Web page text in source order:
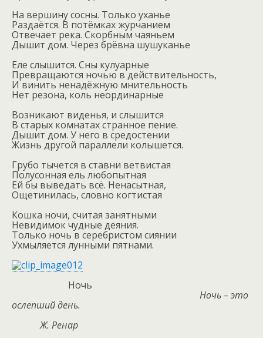
На вершину сосны. Только уханье
Раздаётся. В потёмках журчанием
Отвечает река. Скорбным чаяньем
Дышит дом. Через брёвна шушуканье
Еле слышится. Сны кулуарные
Превращаются ночью в действительность,
И винить ненадёжную мнительность
Нет резона, коль неординарные
Возникают виденья, и слышится
В старых комнатах странное пение.
Дышит дом. У него в средостении
Жизнь другой параллели колышется.
Грубо тычется в ставни ветвистая
Полусонная ель любопытная
Ей бы выведать всё. Ненасытная,
Ощетинилась, словно когтистая
Кошка ночи, считая занятными
Невидимок чудные деяния.
Только ночь в серебристом сиянии
Ухмыляется лунными пятнами.
Ночь
Ночь – это
ослепший день.
Ж. Ренар